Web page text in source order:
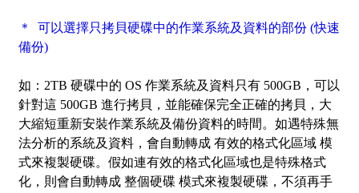
＊ 可以選擇只拷貝硬碟中的作業系統及資料的部份 (快速
備份)
如：2TB 硬碟中的 OS 作業系統及資料只有 500GB，可以
針對這 500GB 進行拷貝，並能確保完全正確的拷貝，大
大縮短重新安裝作業系統及備份資料的時間。如遇特殊無
法分析的系統及資料，會自動轉成 有效的格式化區域 模
式來複製硬碟。假如連有效的格式化區域也是特殊格式
化，則會自動轉成 整個硬碟 模式來複製硬碟，不須再手